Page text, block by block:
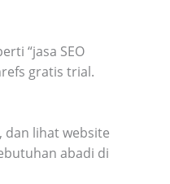
“jasa SEO
gratis trial.
dan lihat website
abadi di